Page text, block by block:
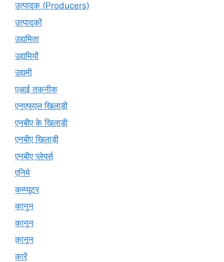
उत्पादक (Producers)
उत्पादकों
उद्यमिता
उद्यमियों
उद्यमी
एआई तकनीक
एनएफएल खिलाड़ी
एनबीए के खिलाड़ी
एनबीए खिलाड़ी
एनबीए प्लेयर्स
एनिमे
कम्प्यूटर
कानुन
कानून
क़ानून
कारें